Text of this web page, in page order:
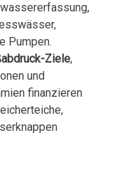
Pumpen.
Ziele,
und
finanzieren